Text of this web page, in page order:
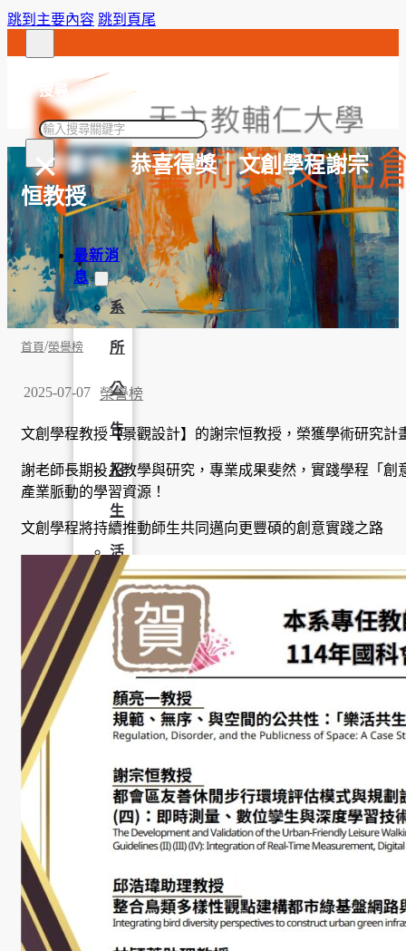
跳到主要內容 跳到頁尾
搜尋
搜
×
最新消
息
系
所
公
告
招
生
活
動
榮
譽
榜
助
學
金
學程簡
介
【榮譽榜】恭喜得獎｜文創學程謝宗
恒教授
首頁/榮譽榜
2025-07-07 榮譽榜
文創學程教授【景觀設計】的謝宗恒教授，榮獲學術研究計
謝老師長期投入教學與研究，專業成果斐然，實踐學程「
產業脈動的學習資源！
文創學程將持續推動師生共同邁向更豐碩的創意實踐之路